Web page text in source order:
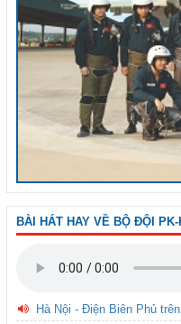
BÀI HÁT HAY VỀ BỘ ĐỘI PK-
Hà Nội - Điện Biên Phủ